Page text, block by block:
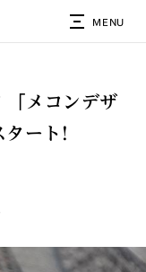
MENU
「メコンデザ
タート!